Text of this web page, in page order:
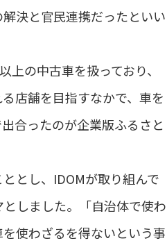
決と官民連携だったといい
上の中古車を扱っており、
店舗を目指すなかで、車を
合ったのが企業版ふるさと
とし、IDOMが取り組んで
しました。「自治体で使わ
使わざるを得ないという事